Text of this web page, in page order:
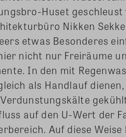
Huset geschleust
Nikken
etwas Besonderes
nicht nur Freiräume
In den mit
als Handlauf
auf den U-Wert der
Auf diese